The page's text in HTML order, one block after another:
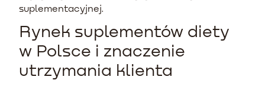
suplementacyjnej.
Rynek suplementów diety
w Polsce i znaczenie
utrzymania klienta